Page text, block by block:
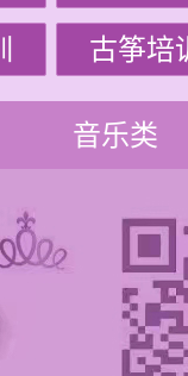
古筝培
音乐类